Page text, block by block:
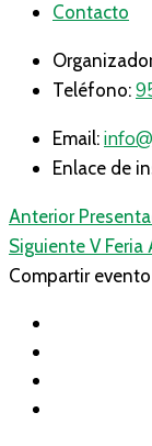
Contacto
Teléfono:
Email:
Enlace de
Anterior
Siguiente V Feria
Compartir evento